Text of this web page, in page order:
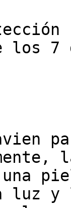
los
luz